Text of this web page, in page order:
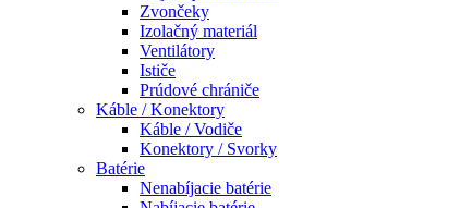
Zvončeky
Izolačný materiál
Ventilátory
Ističe
Prúdové chrániče
Káble / Konektory
Káble / Vodiče
Konektory / Svorky
Batérie
Nenabíjacie batérie